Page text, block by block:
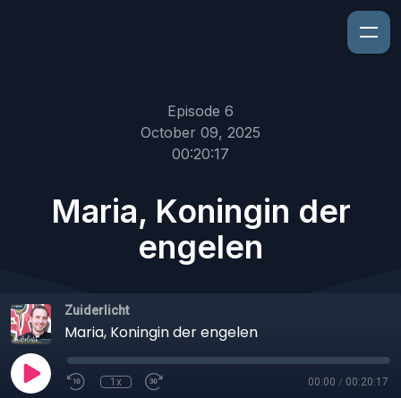
Episode 6
October 09, 2025
00:20:17
Maria, Koningin der
engelen
Zuiderlicht
Maria, Koningin der engelen
1x 00:00 / 00:20:17